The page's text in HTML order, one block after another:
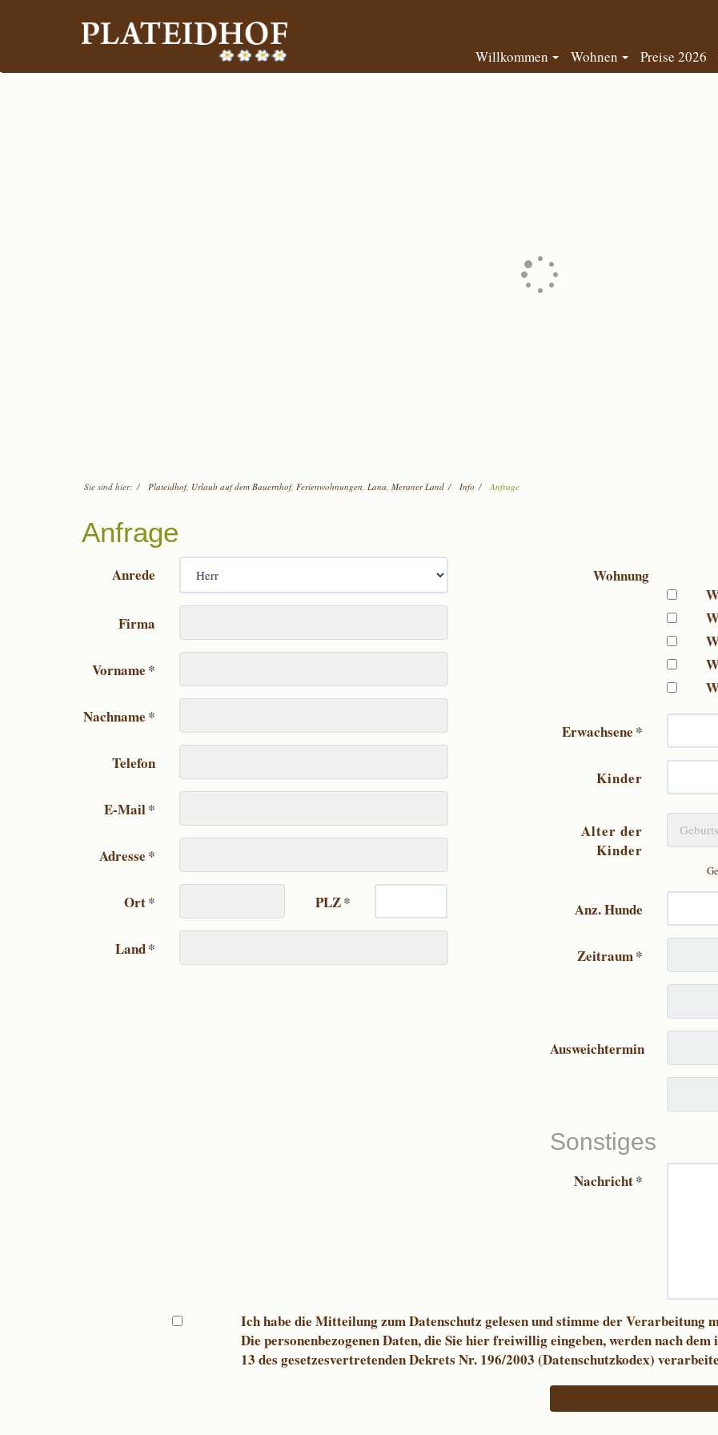
Willkommen Wohnen Preise 2026
Sie sind hier: / Plateidhof, Urlaub auf dem Bauernhof, Ferienwohnungen, Lana, Meraner Land / Info / Anfrage
Anfrage
Anrede
Firma
Vorname *
Nachname *
Telefon
E-Mail*
Adresse *
Ort* PLZ*
Land*
Wohnung
Erwachsene *
Kinder
Alter der
Kinder
Anz. Hunde
Zeitraum*
Ausweichtermin
Sonstiges
Nachricht*
Ich habe die Mitteilung zum Datenschutz gelesen und stimme der Verarbeitung
Die personenbezogenen Daten, die Sie hier freiwillig eingeben, werden nach
13 des gesetzesvertretenden Dekrets Nr. 196/2003 (Datenschutzkodex)